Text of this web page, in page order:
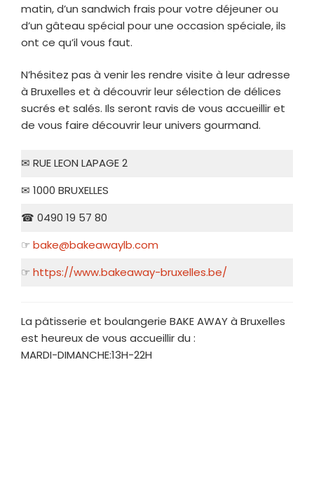
matin, d’un sandwich frais pour votre déjeuner ou
d’un gâteau spécial pour une occasion spéciale, ils
ont ce qu’il vous faut.
N’hésitez pas à venir les rendre visite à leur adresse
à Bruxelles et à découvrir leur sélection de délices
sucrés et salés. Ils seront ravis de vous accueillir et
de vous faire découvrir leur univers gourmand.
✉ RUE LEON LAPAGE 2
✉ 1000 BRUXELLES
☎ 0490 19 57 80
☞ bake@bakeawaylb.com
☞ https://www.bakeaway-bruxelles.be/
La pâtisserie et boulangerie BAKE AWAY à Bruxelles
est heureux de vous accueillir du :
MARDI-DIMANCHE:13H-22H